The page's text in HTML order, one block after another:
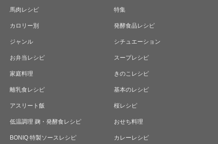
馬肉レシピ 特集
カロリー別 発酵食品レシピ
ジャンル シチュエーション
お弁当レシピ スープレシピ
家庭料理 きのこレシピ
離乳食レシピ 基本のレシピ
アスリート飯 桜レシピ
低温調理 麹・発酵食レシピ おせち料理
BONIQ 特製ソースレシピ カレーレシピ